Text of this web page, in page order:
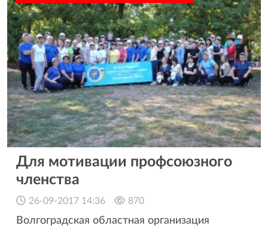
Для мотивации профсоюзного
членства
26-09-2017 14:36 870
Волгоградская областная организация